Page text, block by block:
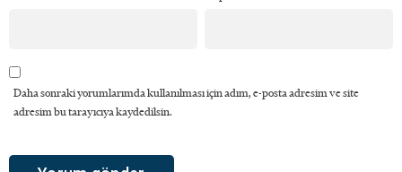
Daha sonraki yorumlarımda kullanılması için adım, e-posta adresim ve site
adresim bu tarayıcıya kaydedilsin.